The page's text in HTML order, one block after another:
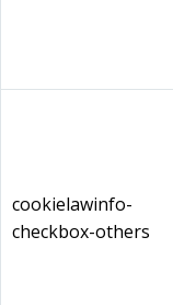
cookielawinfo-
checkbox-others